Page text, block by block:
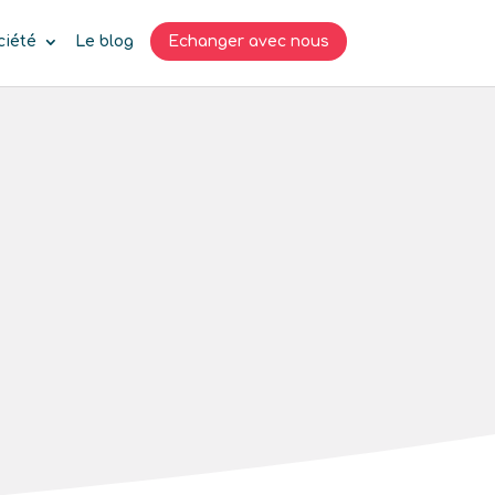
Le blog Echanger avec nous